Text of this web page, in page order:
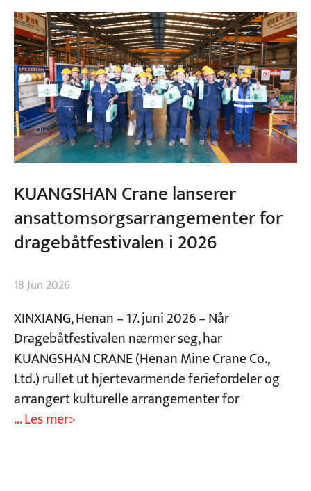
KUANGSHAN Crane lanserer
ansattomsorgsarrangementer for
dragebåtfestivalen i 2026
18 Jun 2026
XINXIANG, Henan – 17. juni 2026 – Når
Dragebåtfestivalen nærmer seg, har
KUANGSHAN CRANE (Henan Mine Crane Co.,
Ltd.) rullet ut hjertevarmende feriefordeler og
arrangert kulturelle arrangementer for
... Les mer>